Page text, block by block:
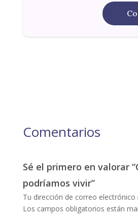
Comentarios
Sé el primero en valorar
podríamos vivir”
Tu dirección de correo electrónico
Los campos obligatorios están